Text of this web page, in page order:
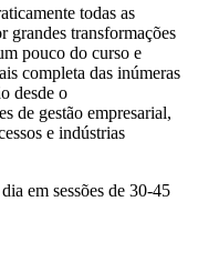
todas as
grandes transformações
pouco do curso e
completa das inúmeras
desde o
de gestão empresarial,
e indústrias
em sessões de 30-45